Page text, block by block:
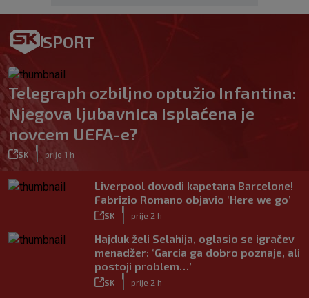
SPORT
Telegraph ozbiljno optužio Infantina:
Njegova ljubavnica isplaćena je
novcem UEFA-e?
SK prije 1 h
Liverpool dovodi kapetana Barcelone!
Fabrizio Romano objavio ‘Here we go’
SK prije 2 h
Hajduk želi Selahija, oglasio se igračev
menadžer: ‘Garcia ga dobro poznaje, ali
postoji problem…’
SK prije 2 h